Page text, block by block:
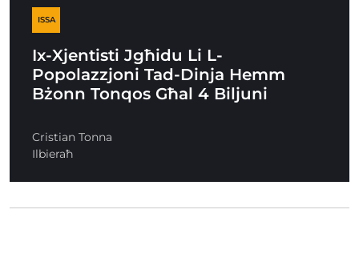
ISSA
Ix-Xjentisti Jgħidu Li L-
Popolazzjoni Tad-Dinja Hemm
Bżonn Tonqos Għal 4 Biljuni
Cristian Tonna
Ilbieraħ